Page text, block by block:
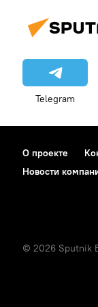
Telegram
О проекте
Новости
© 2026 Sputnik